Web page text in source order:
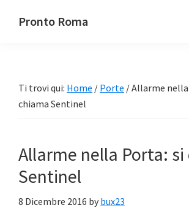
Pronto Roma
Ti trovi qui: Home / Porte /Allarme
chiama Sentinel
Allarme nella Porta:
Sentinel
8 Dicembre 2016 by bux23